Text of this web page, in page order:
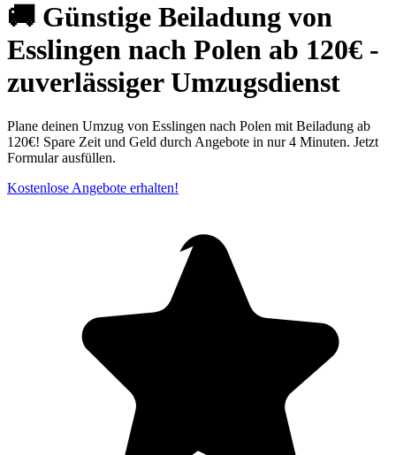
🚚 Günstige Beiladung von
Esslingen nach Polen ab 120€ -
zuverlässiger Umzugsdienst
Plane deinen Umzug von Esslingen nach Polen mit Beiladung ab
120€! Spare Zeit und Geld durch Angebote in nur 4 Minuten. Jetzt
Formular ausfüllen.
Kostenlose Angebote erhalten!